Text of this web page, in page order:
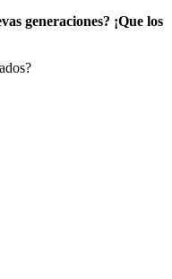
generaciones? ¡Que los